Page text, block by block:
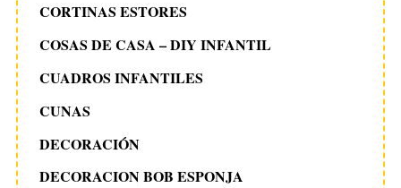
CORTINAS ESTORES
COSAS DE CASA – DIY INFANTIL
CUADROS INFANTILES
CUNAS
DECORACIÓN
DECORACION BOB ESPONJA